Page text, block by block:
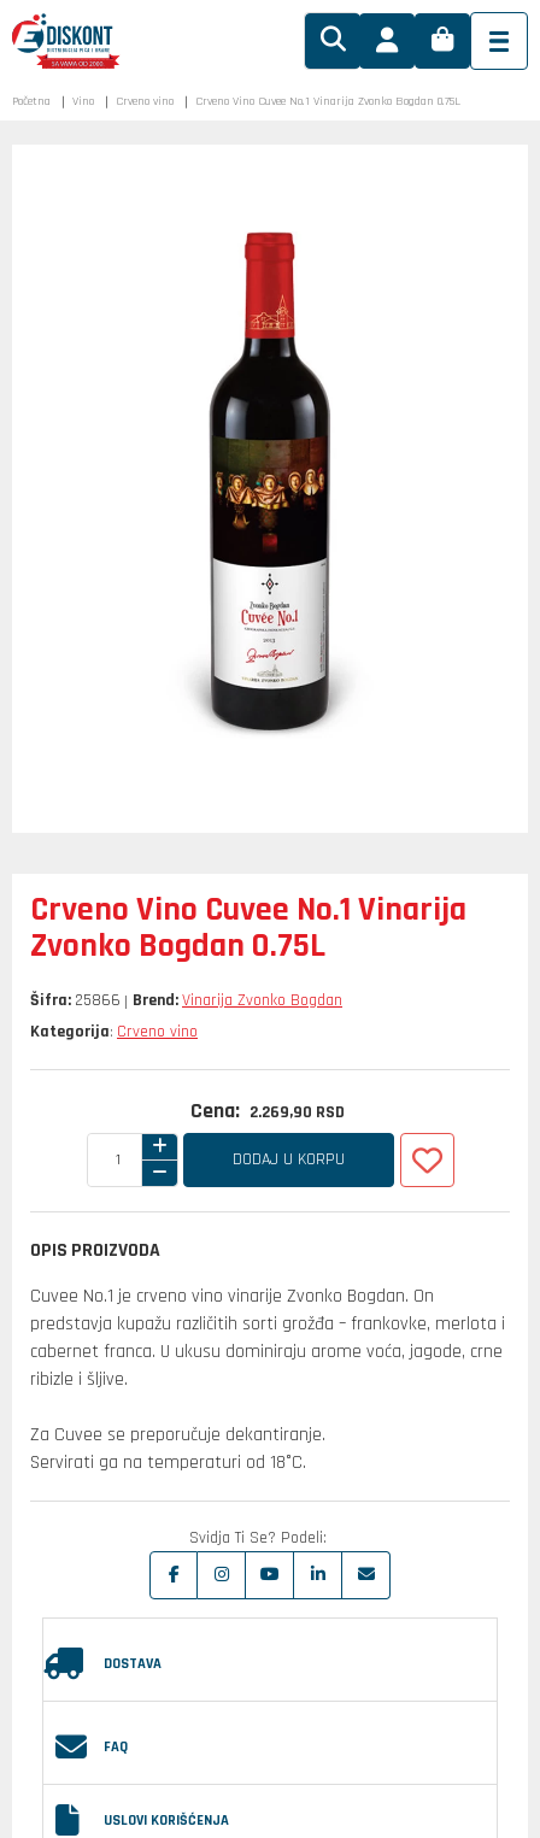
Početna Vino Crveno vino Crveno Vino Cuvee No.1 Vinarija Zvonko Bogdan 0.75L
Crveno Vino Cuvee No.1 Vinarija
Zvonko Bogdan 0.75L
Šifra: 25866 Brend:Vinarija Zvonko Bogdan
Kategorija: Crveno vino
Cena: 2.269,90 RSD
DODAJ U KORPU
OPIS PROIZVODA
Cuvee No.1 je crveno vino vinarije Zvonko Bogdan. On
predstavja kupažu različitih sorti grožđa – frankovke, merlota i
cabernet franca. U ukusu dominiraju arome voća, jagode, crne
ribizle i šljive.
Za Cuvee se preporučuje dekantiranje.
Servirati ga na temperaturi od 18°C.
Svidja Ti Se? Podeli:
DOSTAVA
FAQ
USLOVI KORIŠĆENJA